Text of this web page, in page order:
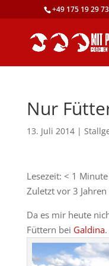
+49 175 19 29
Nur
13. Juli 2014|
Lesezeit: < 1 Minute
Zuletzt vor 3
Da es mir heute
Füttern bei Galdina.